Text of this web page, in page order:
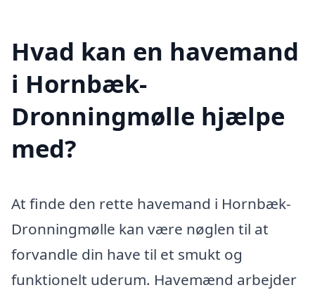
Hvad kan en havemand
i Hornbæk-
Dronningmølle hjælpe
med?
At finde den rette havemand i Hornbæk-
Dronningmølle kan være nøglen til at
forvandle din have til et smukt og
funktionelt uderum. Havemænd arbejder